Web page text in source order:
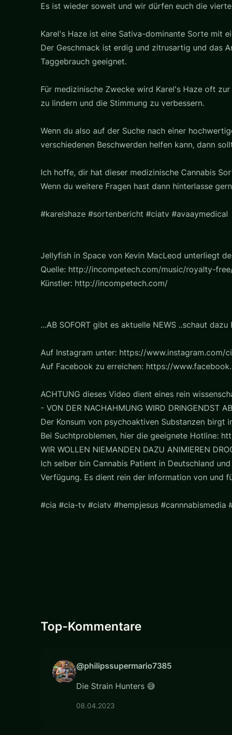
Es ist wieder soweit und wir dürfen euch die
Karel's Haze ist eine Sativa-dominante Sorte mit
Der Geschmack ist erdig und zitrusartig und das
Taggebrauch geeignet.
Für medizinische Zwecke wird Karel's Haze oft
zu lindern und die Stimmung zu verbessern.
Wenn du also auf der Suche nach einer
verschiedenen Beschwerden helfen kann, dann
Ich hoffe, dir hat dieser medizinische Cannabis
Wenn du weitere Fragen hast dann hinterlasse
#karelshaze #sortenbericht #ciatv #avaaymedical
Jellyfish in Space von Kevin MacLeod unterliegt
Quelle: http://incompetech.com/music/royalty-
Künstler: http://incompetech.com/
...AB SOFORT gibt es aktuelle NEWS ..schaut
Auf Instagram unter: https://www.instagram.com/
Auf Facebook zu erreichen: https://
ACHTUNG dieses Video dient eines rein
- VON DER NACHAHMUNG WIRD DRINGENDST
Der Konsum von psychoaktiven Substanzen birgt
Bei Suchtproblemen, hier die geeignete Hotline:
WIR WOLLEN NIEMANDEN DAZU ANIMIEREN
Ich selber bin Cannabis Patient in Deutschland
Verfügung. Es dient rein der Information von und
#cia #cia-tv #ciatv #hempjesus #cannnabismedia
Top-Kommentare
@philipssupermario7385
Die Strain Hunters 😅
08.04.2023